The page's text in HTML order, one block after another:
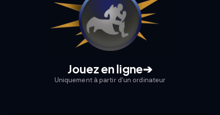
Jouez en ligneㅤ➔
Uniquement à partir d'un ordinateur